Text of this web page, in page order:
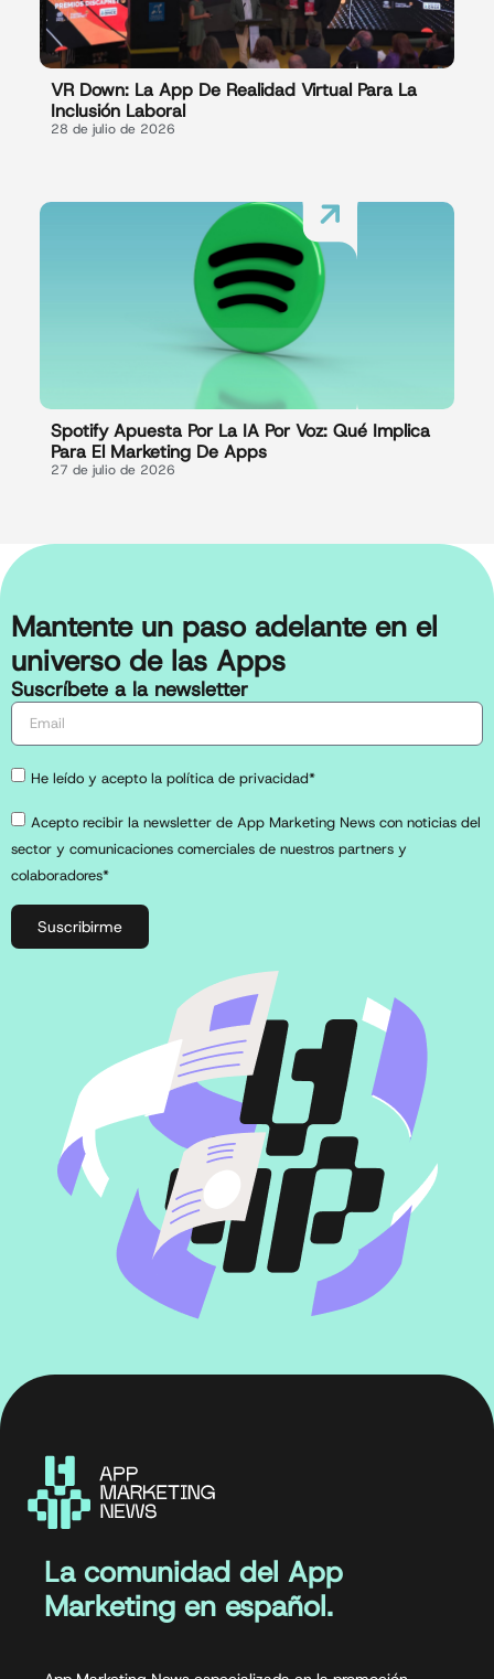
VR Down: La App De Realidad Virtual Para La
Inclusión Laboral
28 de julio de 2026
Spotify Apuesta Por La IA Por Voz: Qué Implica
Para El Marketing De Apps
27 de julio de 2026
Mantente un paso adelante en el
universo de las Apps
Suscríbete a la newsletter
He leído y acepto la política de privacidad*
Acepto recibir la newsletter de App Marketing News con noticias del
sector y comunicaciones comerciales de nuestros partners y
colaboradores*
Suscribirme
La comunidad del App
Marketing en español.